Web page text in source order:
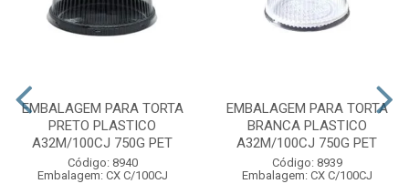
EMBALAGEM PARA TORTA
PRETO PLASTICO
A32M/100CJ 750G PET
Código: 8940
Embalagem: CX C/100CJ
EMBALAGEM PARA TORTA
BRANCA PLASTICO
A32M/100CJ 750G PET
Código: 8939
Embalagem: CX C/100CJ